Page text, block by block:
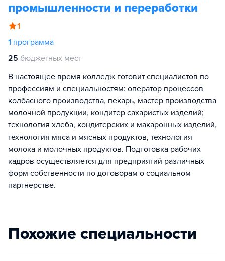
промышленности и переработки
1
1 программа
25 бюджетных мест
В настоящее время колледж готовит специалистов по
профессиям и специальностям: оператор процессов
колбасного производства, пекарь, мастер производства
молочной продукции, кондитер сахаристых изделий;
технология хлеба, кондитерских и макаронных изделий,
технология мяса и мясных продуктов, технология
молока и молочных продуктов. Подготовка рабочих
кадров осуществляется для предприятий различных
форм собственности по договорам о социальном
партнерстве.
Похожие специальности